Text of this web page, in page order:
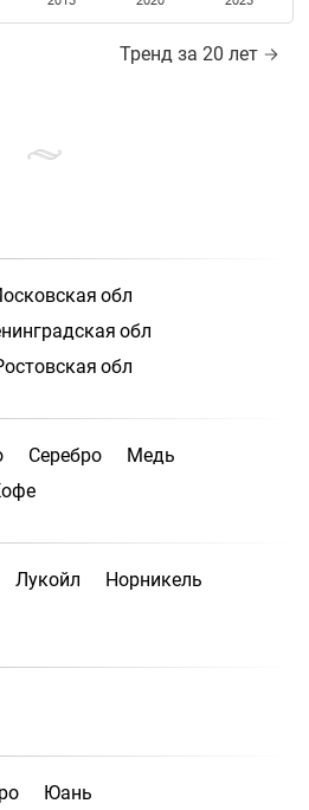
Тренд за 20 лет
обл
обл
обл
Серебро
Медь
Лукойл
Норникель
Юань